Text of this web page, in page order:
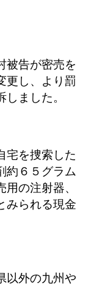
被告が密売を
更し、より罰
ました。
宅を捜索した
約６５グラム
用の注射器、
みられる現金
以外の九州や